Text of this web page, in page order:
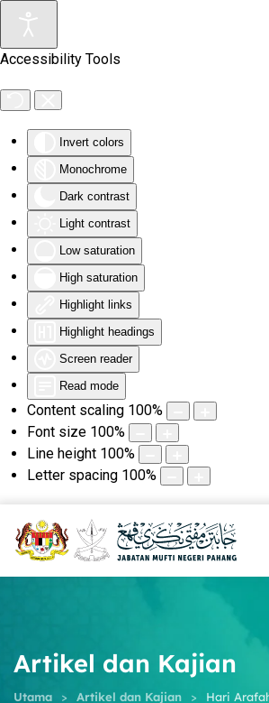
Accessibility Tools
Invert colors
Monochrome
Dark contrast
Light contrast
Low saturation
High saturation
Highlight links
Highlight headings
Screen reader
Read mode
Content scaling 100%
Font size 100%
Line height 100%
Letter spacing 100%
Skip to main content
Artikel dan Kajian
Utama Artikel dan Kajian
Hari